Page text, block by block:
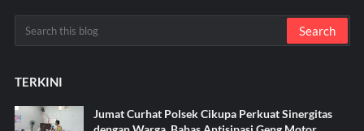
TERKINI
Jumat Curhat Polsek Cikupa Perkuat Sinergitas